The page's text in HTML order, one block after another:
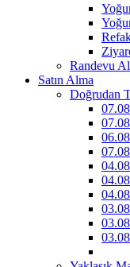
Randevu Al
Satın Alma
Doğrudan